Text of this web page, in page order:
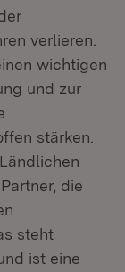
verlieren.
wichtigen
und zur
stärken.
die
steht
ist eine